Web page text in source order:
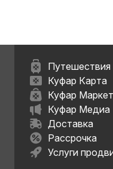
Путешествия
Куфар Карта
Куфар Маркет
Куфар Медиа
Доставка
Рассрочка
Услуги